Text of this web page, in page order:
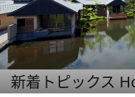
新着トピックス